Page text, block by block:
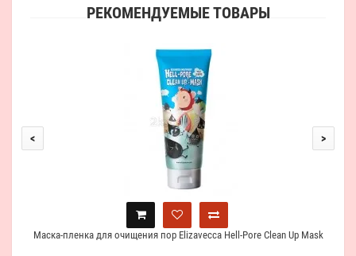
РЕКОМЕНДУЕМЫЕ ТОВАРЫ
Маска-пленка для очищения пор Elizavecca Hell-Pore Clean Up Mask
< >